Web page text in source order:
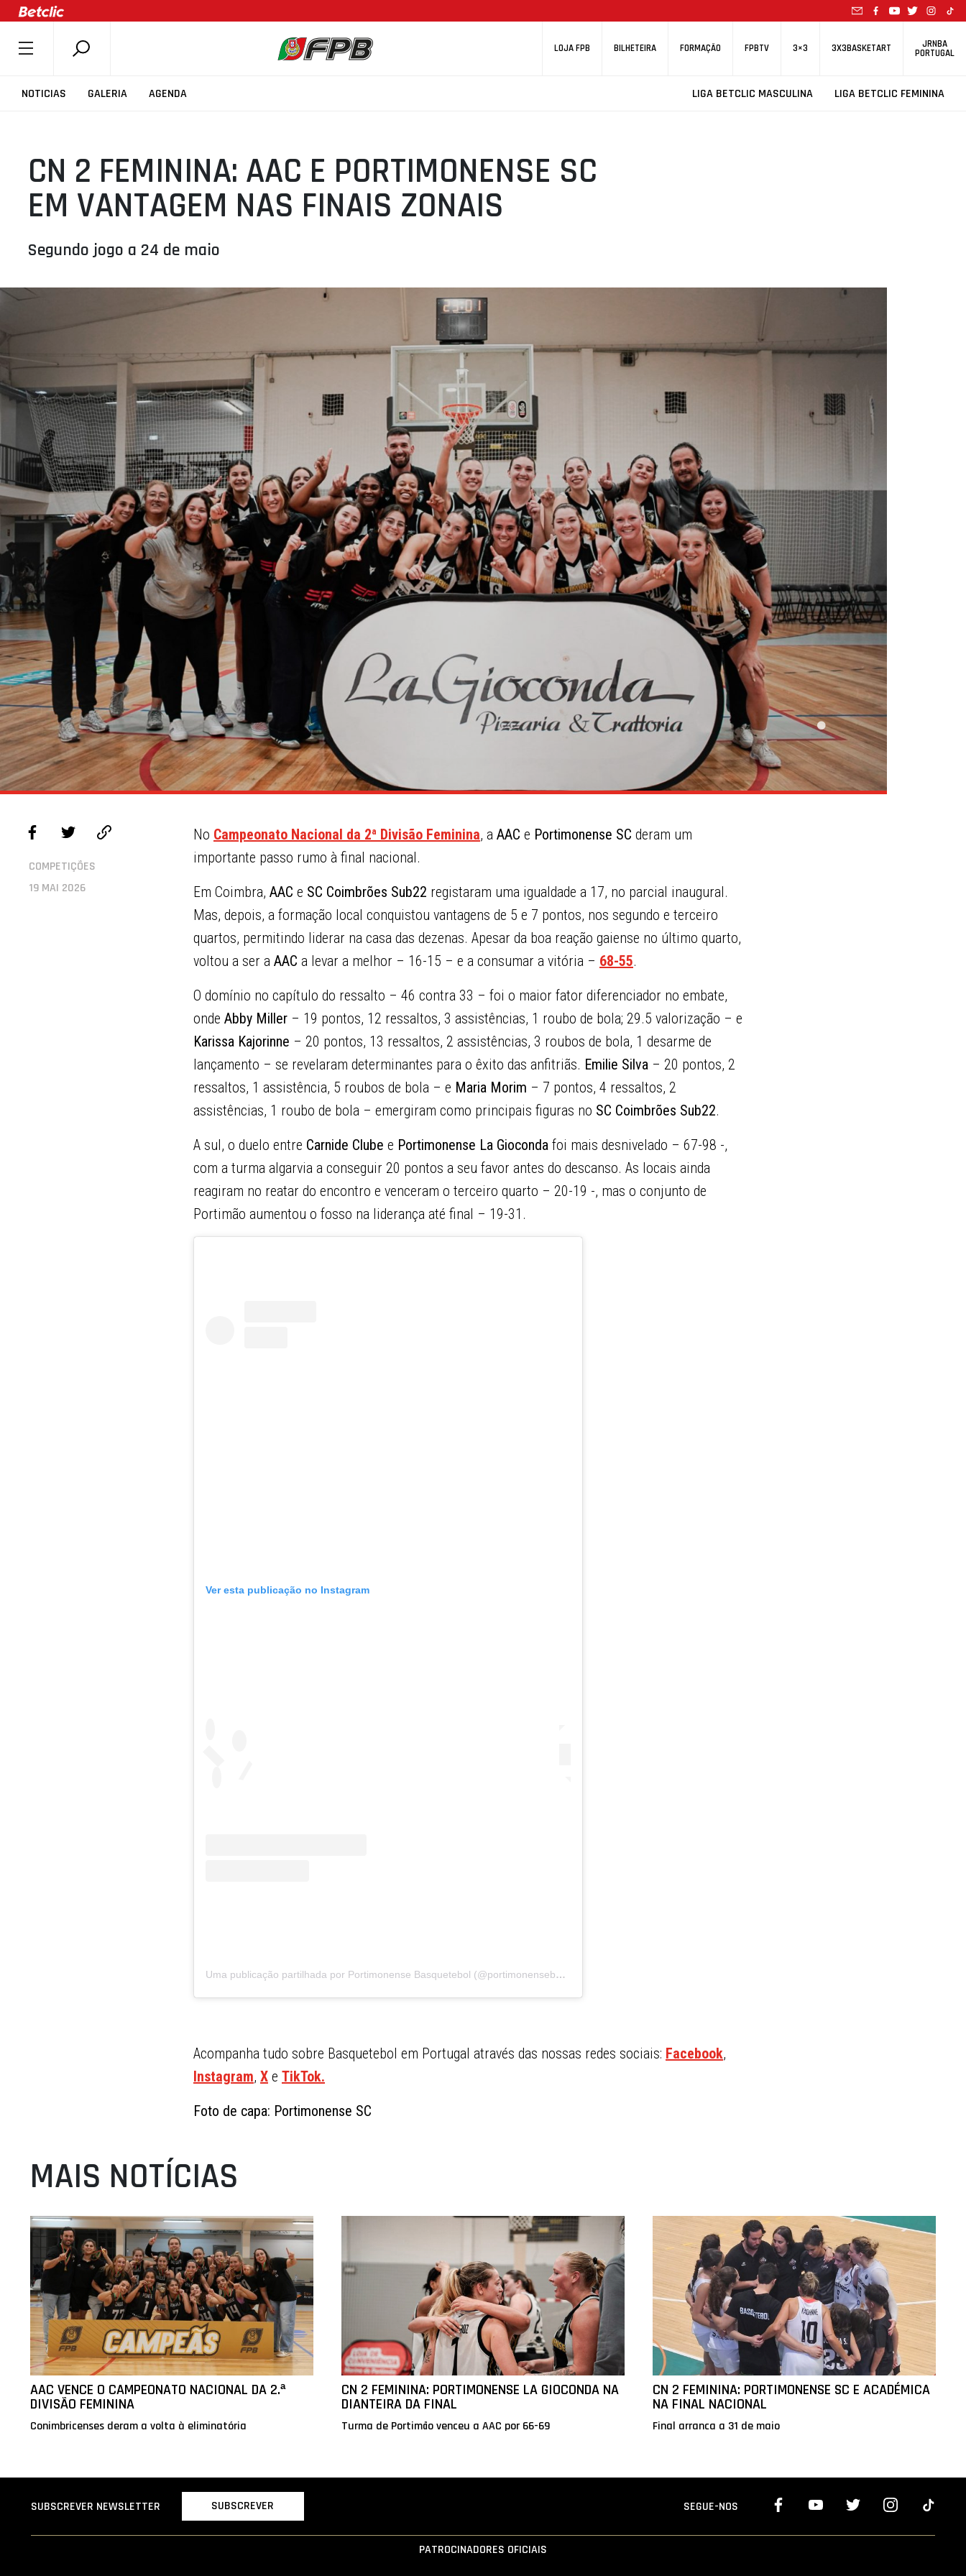
LOJA FPB BILHETEIRA FORMAÇÃO FPBTV 3×3 3X3BASKETART JRNBA
PORTUGAL
NOTICIAS GALERIA AGENDA LIGA BETCLIC MASCULINA LIGA BETCLIC FEMININA
SOBRE A FPB
COMPETIÇÕES
ASSOCIAÇÕES
CLUBES
AGENTES
AGENDA
SELEÇÕES
MINIBASQUETE
PROJETOS
CN 2 FEMININA: AAC E PORTIMONENSE SC
EM VANTAGEM NAS FINAIS ZONAIS
Segundo jogo a 24 de maio
COMPETIÇÕES
19 MAI 2026
No Campeonato Nacional da 2ª Divisão Feminina, a AAC e Portimonense SC deram um
importante passo rumo à final nacional.
Em Coimbra, AAC e SC Coimbrões Sub22 registaram uma igualdade a 17, no parcial inaugural.
Mas, depois, a formação local conquistou vantagens de 5 e 7 pontos, nos segundo e terceiro
quartos, permitindo liderar na casa das dezenas. Apesar da boa reação gaiense no último quarto,
voltou a ser a AAC a levar a melhor – 16-15 – e a consumar a vitória – 68-55.
O domínio no capítulo do ressalto – 46 contra 33 – foi o maior fator diferenciador no embate,
onde Abby Miller – 19 pontos, 12 ressaltos, 3 assistências, 1 roubo de bola; 29.5 valorização – e
Karissa Kajorinne – 20 pontos, 13 ressaltos, 2 assistências, 3 roubos de bola, 1 desarme de
lançamento – se revelaram determinantes para o êxito das anfitriãs. Emilie Silva – 20 pontos, 2
ressaltos, 1 assistência, 5 roubos de bola – e Maria Morim – 7 pontos, 4 ressaltos, 2
assistências, 1 roubo de bola – emergiram como principais figuras no SC Coimbrões Sub22.
A sul, o duelo entre Carnide Clube e Portimonense La Gioconda foi mais desnivelado – 67-98 -,
com a turma algarvia a conseguir 20 pontos a seu favor antes do descanso. As locais ainda
reagiram no reatar do encontro e venceram o terceiro quarto – 20-19 -, mas o conjunto de
Portimão aumentou o fosso na liderança até final – 19-31.
Ver esta publicação no Instagram
Uma publicação partilhada por Portimonense Basquetebol (@portimonensebasquetebol)
Acompanha tudo sobre Basquetebol em Portugal através das nossas redes sociais: Facebook,
Instagram, X e TikTok.
Foto de capa: Portimonense SC
MAIS NOTÍCIAS
AAC VENCE O CAMPEONATO NACIONAL DA 2.ª
DIVISÃO FEMININA
Conimbricenses deram a volta à eliminatória
CN 2 FEMININA: PORTIMONENSE LA GIOCONDA NA
DIANTEIRA DA FINAL
Turma de Portimão venceu a AAC por 66-69
CN 2 FEMININA: PORTIMONENSE SC E ACADÉMICA
NA FINAL NACIONAL
Final arranca a 31 de maio
SUBSCREVER NEWSLETTER SUBSCREVER SEGUE-NOS
PATROCINADORES OFICIAIS